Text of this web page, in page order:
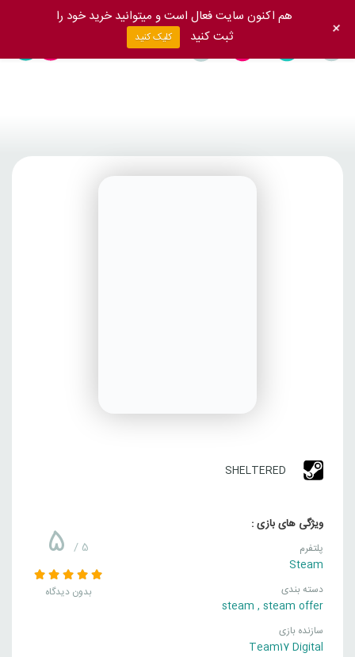
SHELTERED
ویژگی های بازی :
پلتفرم
Steam
دسته بندی
steam , steam offer
سازنده بازی
Team17 Digital
5 / 5
بدون دیدگاه
هم اکنون سایت فعال است و میتوانید خرید خود را
ثبت کنید
کلیک کنید +